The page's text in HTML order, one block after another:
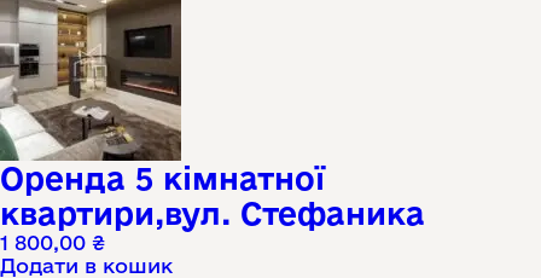
Оренда 5 кімнатної
квартири,вул. Стефаника
1 800,00 ₴
Додати в кошик